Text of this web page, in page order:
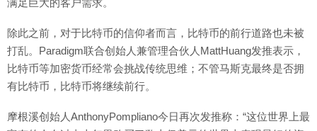
满足巨大的客户需求。
除此之前，对于比特币的信仰者而言，比特币的前行道路也未被
打乱。Paradigm联合创始人兼管理合伙人MattHuang发推表示，
比特币等加密货币经常会挑战传统思维；不管马斯克最终是否拥
有比特币，比特币将继续前行。
摩根溪创始人AnthonyPompliano今日再次发推称：“这位世界上最